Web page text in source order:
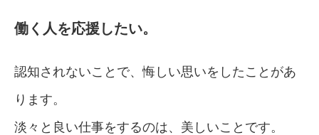
働く人を応援したい。
認知されないことで、悔しい思いをしたことがあ
ります。
淡々と良い仕事をするのは、美しいことです。